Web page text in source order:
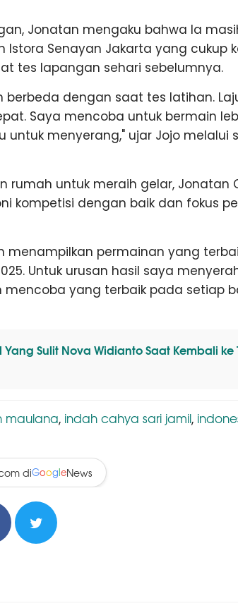
Jonatan mengaku bahwa Ia
Istora Senayan Jakarta yang cukup
tes lapangan sehari sebelumnya.
berbeda dengan saat tes latihan.
Saya mencoba untuk bermain
untuk menyerang," ujar Jojo melalui
rumah untuk meraih gelar, Jonatan
kompetisi dengan baik dan fokus
menampilkan permainan yang
Untuk urusan hasil saya
mencoba yang terbaik pada setiap
Yang Sulit Nova Widianto Saat Kembali ke
maulana, indah cahya sari jamil,
diGoogleNews